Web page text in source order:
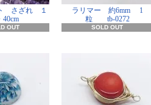
さざれ １
40cm
OUT
ラリマー 約6mm 1
粒 tb-0272
SOLD OUT